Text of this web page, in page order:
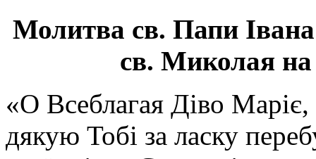
Молитва св. Папи
св. Миколая на
«О Всеблагая Діво
дякую Тобі за ласку